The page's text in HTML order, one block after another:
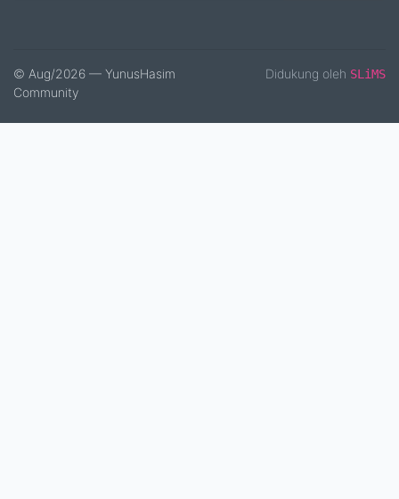
© Aug/2026 — YunusHasim
Community
Didukung oleh SLiMS